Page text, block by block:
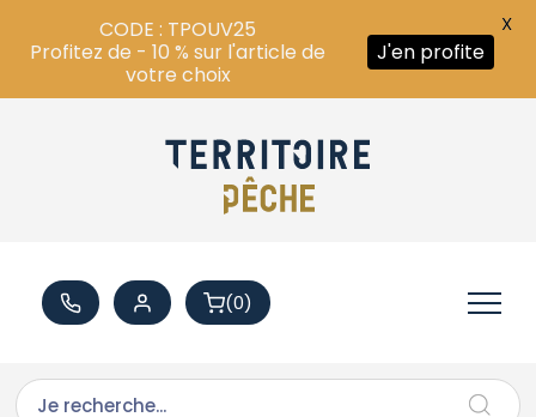
(0)
CODE : TPOUV25
Profitez de - 10 % sur l'article de
votre choix
J'en profite
X